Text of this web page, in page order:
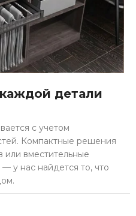
детали
с учетом
Компактные решения
или вместительные
у нас найдется то, что